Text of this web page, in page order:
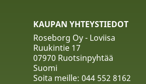
KAUPAN YHTEYSTIEDOT
Roseborg Oy - Loviisa
Ruukintie 17
07970 Ruotsinpyhtää
Suomi
Soita meille: 044 552 8162